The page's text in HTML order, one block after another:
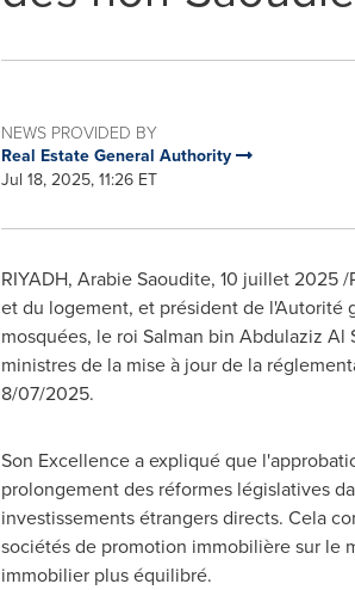
NEWS PROVIDED BY
Real Estate General Authority
Jul 18, 2025, 11:26 ET
RIYADH, Arabie Saoudite, 10 juillet 2025/
et du logement, et président de l'Autorité
mosquées, le roi Salman bin Abdulaziz Al
ministres de la mise à jour de la
8/07/2025.
Son Excellence a expliqué que
prolongement des réformes législatives
investissements étrangers directs. Cela
sociétés de promotion immobilière sur le
immobilier plus équilibré.